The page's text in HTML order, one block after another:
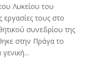
Λυκείου του
εργασίες τους στο
συνεδρίου της
στην Πράγα το